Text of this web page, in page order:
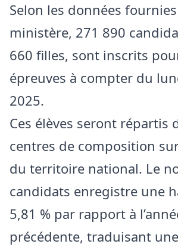
Selon les données
ministère, 271 890
660 filles, sont inscrits
épreuves à compter du
2025.
Ces élèves seront répartis
centres de composition
du territoire national. Le
candidats enregistre une
5,81 % par rapport à
précédente, traduisant